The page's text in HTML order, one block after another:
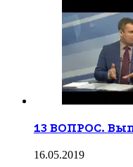
13 ВОПРОС.
16.05.2019